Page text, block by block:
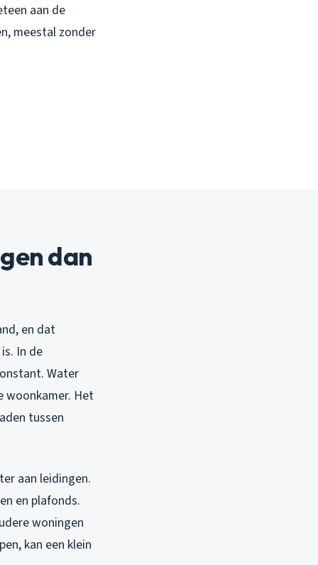
aan de
meestal zonder
dan
en dat
In de
Water
woonkamer. Het
tussen
aan leidingen.
en plafonds.
woningen
kan een klein